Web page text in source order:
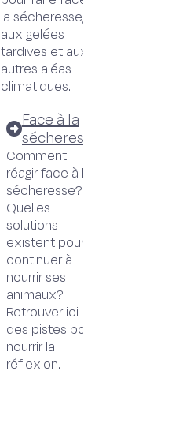
la sécheresse,
aux gelées
tardives et aux
autres aléas
climatiques.
Face à la
sécheresse
Comment
réagir face à la
sécheresse?
Quelles
solutions
existent pour
continuer à
nourrir ses
animaux?
Retrouver ici
des pistes pour
nourrir la
réflexion.